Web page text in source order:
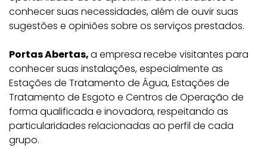
conhecer suas necessidades, além de ouvir suas
sugestões e opiniões sobre os serviços prestados.
Portas Abertas,a empresa recebe visitantes para
conhecer suas instalações, especialmente as
Estações de Tratamento de Água, Estações de
Tratamento de Esgoto e Centros de Operação de
forma qualificada e inovadora, respeitando as
particularidades relacionadas ao perfil de cada
grupo.